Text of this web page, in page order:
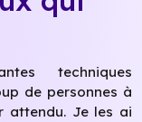
techniques
de personnes à
attendu. Je les ai